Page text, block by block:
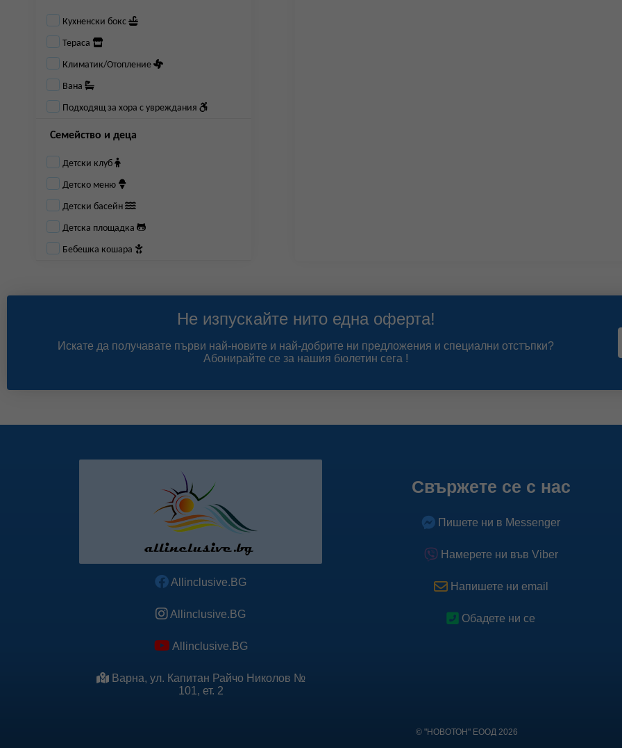
Кухненски бокс
Тераса
Климатик/Отопление
Вана
Подходящ за хора с увреждания
Семейство и деца
Детски клуб
Детско меню
Детски басейн
Детска площадка
Бебешка кошара
Не изпускайте нито една оферта!
Искате да получавате първи най-новите и най-добрите ни предложения и специални отстъпки?
Абонирайте се за нашия бюлетин сега !
Allinclusive.BG
Allinclusive.BG
Allinclusive.BG
Варна, ул. Капитан Райчо Николов №
101, ет. 2
Свържете се с нас
Пишете ни в Messenger
Намерете ни във Viber
Напишете ни email
Обадете ни се
© "НОВОТОН" ЕООД 2026